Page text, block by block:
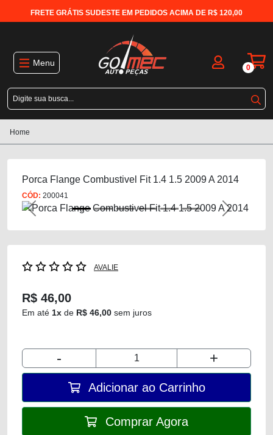
FRETE GRÁTIS SUDESTE EM PEDIDOS ACIMA DE R$ 120,00
Menu 0
Home
Porca Flange Combustivel Fit 1.4 1.5 2009 A 2014
CÓD: 200041
Previous Next
AVALIE
R$ 46,00
Em até 1x de R$ 46,00 sem juros
- +
Adicionar ao Carrinho
Comprar Agora